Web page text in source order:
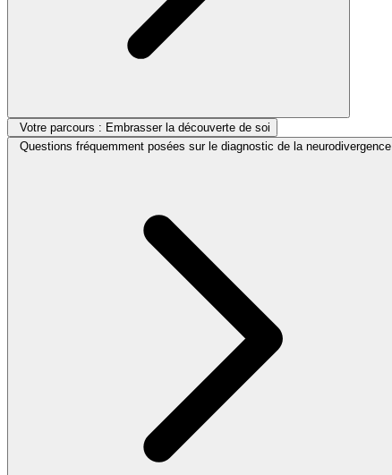
Votre parcours : Embrasser la découverte de soi
Questions fréquemment posées sur le diagnostic de la neurodivergence